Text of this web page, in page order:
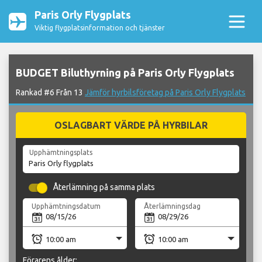
Paris Orly Flygplats
Viktig flygplatsinformation och tjänster
BUDGET Biluthyrning på Paris Orly Flygplats
Rankad #6 Från 13 Jämför hyrbilsföretag på Paris Orly Flygplats
OSLAGBART VÄRDE PÅ HYRBILAR
Upphämtningsplats
Återlämning på samma plats
Upphämtningsdatum Återlämningsdag